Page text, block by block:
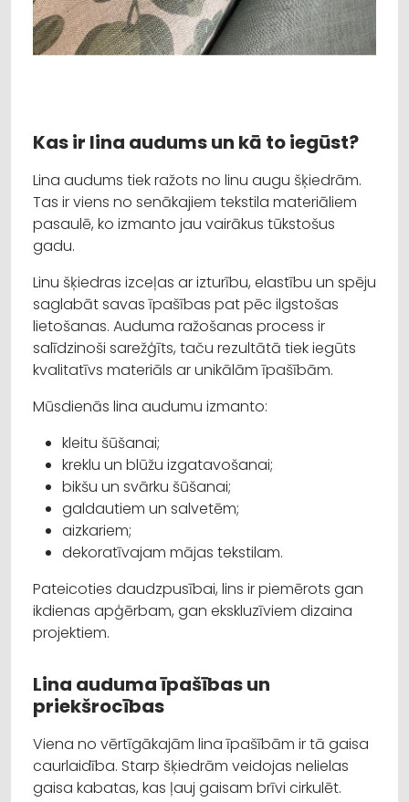
Kas ir lina audums un kā to iegūst?
Lina audums tiek ražots no linu augu šķiedrām.
Tas ir viens no senākajiem tekstila materiāliem
pasaulē, ko izmanto jau vairākus tūkstošus
gadu.
Linu šķiedras izceļas ar izturību, elastību un spēju
saglabāt savas īpašības pat pēc ilgstošas
lietošanas. Auduma ražošanas process ir
salīdzinoši sarežģīts, taču rezultātā tiek iegūts
kvalitatīvs materiāls ar unikālām īpašībām.
Mūsdienās lina audumu izmanto:
kleitu šūšanai;
kreklu un blūžu izgatavošanai;
bikšu un svārku šūšanai;
galdautiem un salvetēm;
aizkariem;
dekoratīvajam mājas tekstilam.
Pateicoties daudzpusībai, lins ir piemērots gan
ikdienas apģērbam, gan ekskluzīviem dizaina
projektiem.
Lina auduma īpašības un
priekšrocības
Viena no vērtīgākajām lina īpašībām ir tā gaisa
caurlaidība. Starp šķiedrām veidojas nelielas
gaisa kabatas, kas ļauj gaisam brīvi cirkulēt.